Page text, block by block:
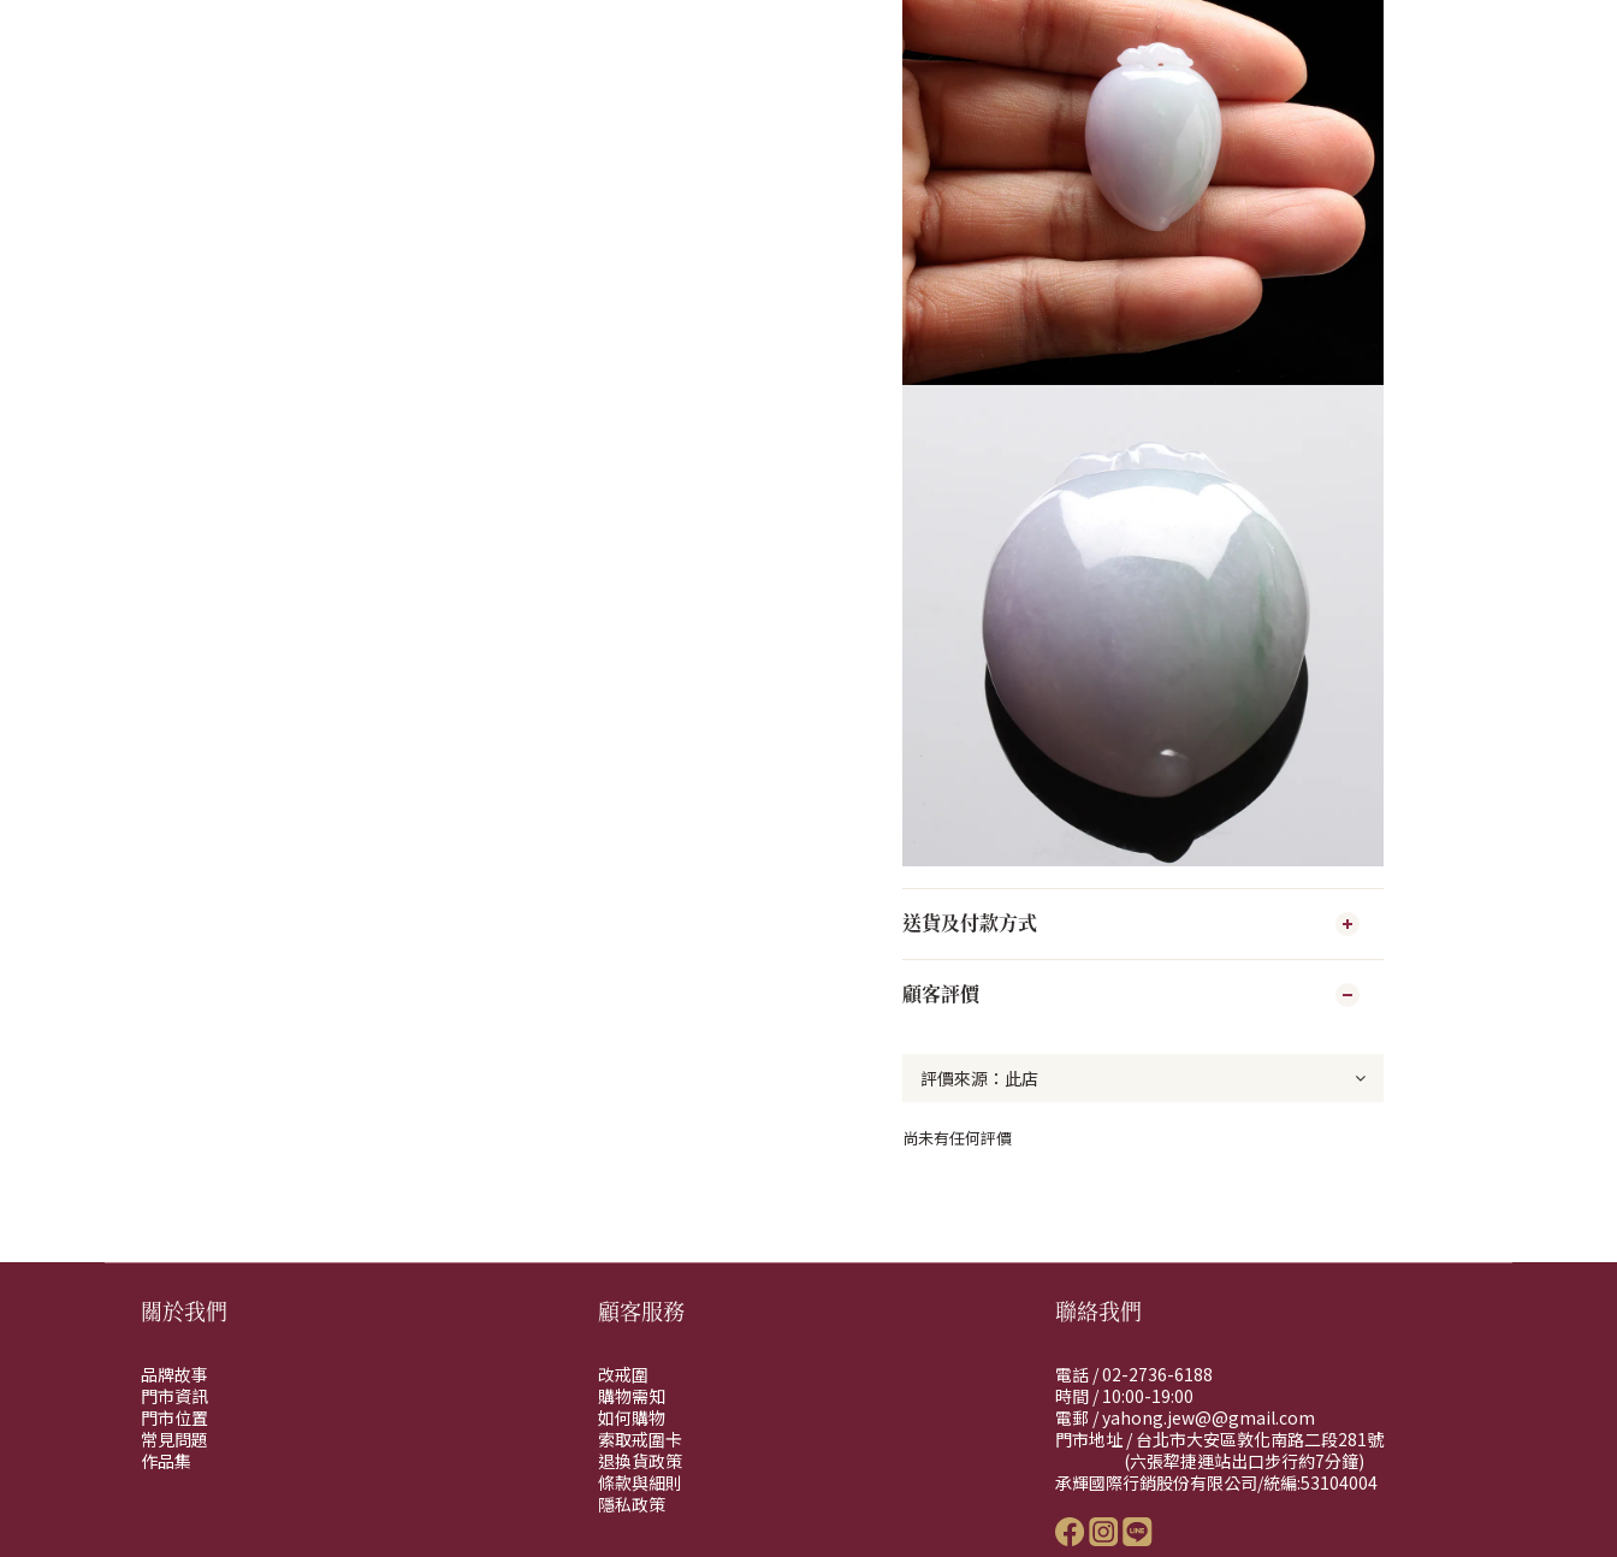
送貨及付款方式
顧客評價
尚未有任何評價
關於我們
品牌故事
門市資訊
門市位置
常見問題
作品集
顧客服務
改戒圍
購物需知
如何購物
索取戒圍卡
退換貨政策
條款與細則
隱私政策
聯絡我們
電話 / 02-2736-6188
時間 / 10:00-19:00
電郵 / yahong.jew@@gmail.com
門市地址 / 台北市大安區敦化南路二段281號
(六張犂捷運站出口步行約7分鐘)
承輝國際行銷股份有限公司/統編:53104004